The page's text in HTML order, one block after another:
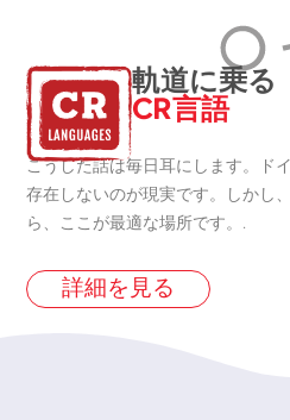
軌道に乗る
CR言語
こうした話は毎日耳にします。ド
存在しないのが現実です。しかし
ら、ここが最適な場所です。.
詳細を見る